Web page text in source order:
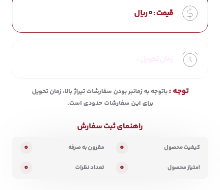
قیمت :0ریال
توجه :باتوجه به زمانبر بودن سفارشات تیراژ بالا، زمان تحویل
برای این سفارشات حدودی است.
راهنمای ثبت سفارش
کیفیت محصول 0 مقرون به صرفه 0
امتیاز محصول 0 تعداد نظرات 0